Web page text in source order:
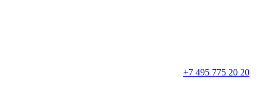
+7 495 775 20 20